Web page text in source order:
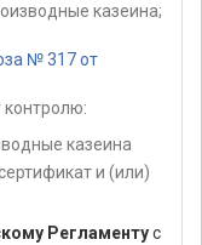
казеина;
№ 317 от
казеина
и (или)
Регламентус